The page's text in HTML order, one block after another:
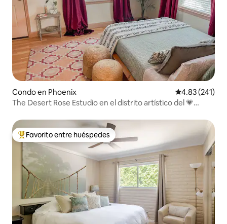
Condo en Phoenix Calificación
4.83 (241)
The Desert Rose Estudio en el distrito artístico del 💗
Favorito entre huéspedes preferido
Favorito entre huéspedes